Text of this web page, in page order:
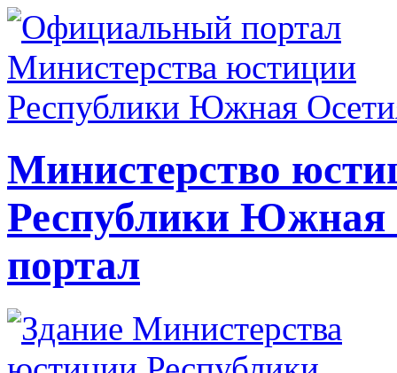
Министерство
Республики
портал